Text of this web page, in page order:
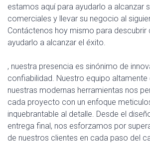
estamos aquí para ayudarlo a alcanzar
comerciales y llevar su negocio al
Contáctenos hoy mismo para
ayudarlo a alcanzar el éxito.
, nuestra presencia es sinónimo de
confiabilidad. Nuestro equipo
nuestras modernas herramientas nos
cada proyecto con un enfoque
inquebrantable al detalle. Desde el
entrega final, nos esforzamos por
de nuestros clientes en cada paso del